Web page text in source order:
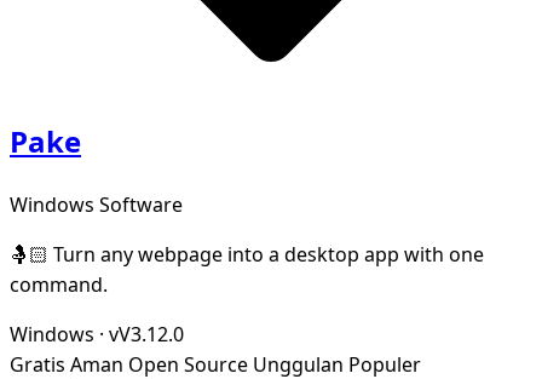
Pake
Windows Software
🤱🏻 Turn any webpage into a desktop app with one
command.
Windows · vV3.12.0
Gratis Aman Open Source Unggulan Populer